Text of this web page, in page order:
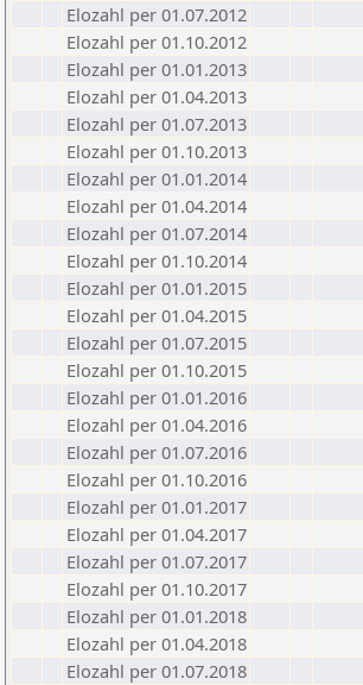
Elozahl per 01.07.2012
Elozahl per 01.10.2012
Elozahl per 01.01.2013
Elozahl per 01.04.2013
Elozahl per 01.07.2013
Elozahl per 01.10.2013
Elozahl per 01.01.2014
Elozahl per 01.04.2014
Elozahl per 01.07.2014
Elozahl per 01.10.2014
Elozahl per 01.01.2015
Elozahl per 01.04.2015
Elozahl per 01.07.2015
Elozahl per 01.10.2015
Elozahl per 01.01.2016
Elozahl per 01.04.2016
Elozahl per 01.07.2016
Elozahl per 01.10.2016
Elozahl per 01.01.2017
Elozahl per 01.04.2017
Elozahl per 01.07.2017
Elozahl per 01.10.2017
Elozahl per 01.01.2018
Elozahl per 01.04.2018
Elozahl per 01.07.2018